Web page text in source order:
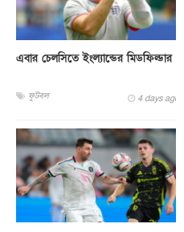
এবার চেলসিতে ইংল্যান্ডের মিডফিল্ডার
ফুটবল 4 days ago